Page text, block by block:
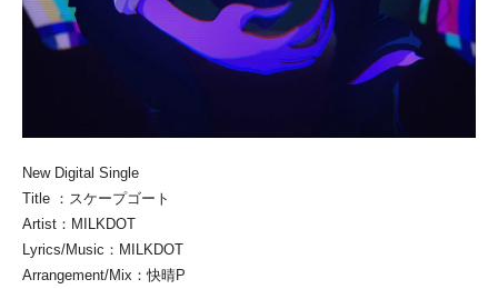
New Digital Single
Title ：スケープゴート
Artist：MILKDOT
Lyrics/Music：MILKDOT
Arrangement/Mix：快晴P